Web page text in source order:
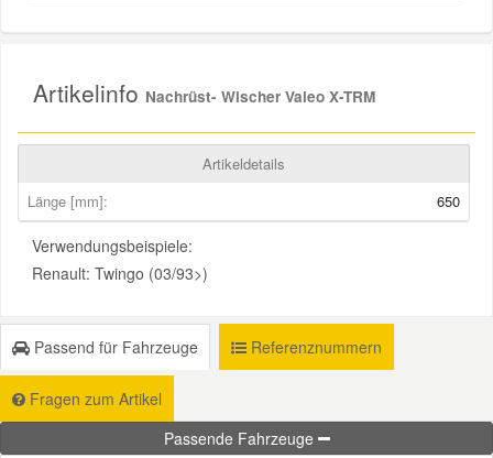
Artikelinfo Nachrüst- Wischer Valeo X-TRM
Artikeldetails
Länge [mm]:
650
Verwendungsbeispiele:
Renault: Twingo (03/93>)
Passend für Fahrzeuge Referenznummern
Fragen zum Artikel
Passende Fahrzeuge
Mitsubishi Ersatzteile
Nissan Ersatzteile
Porsche Ersatzteile
Seat Ersatzteile
Skoda Ersatzteile
Smart Ersatzteile